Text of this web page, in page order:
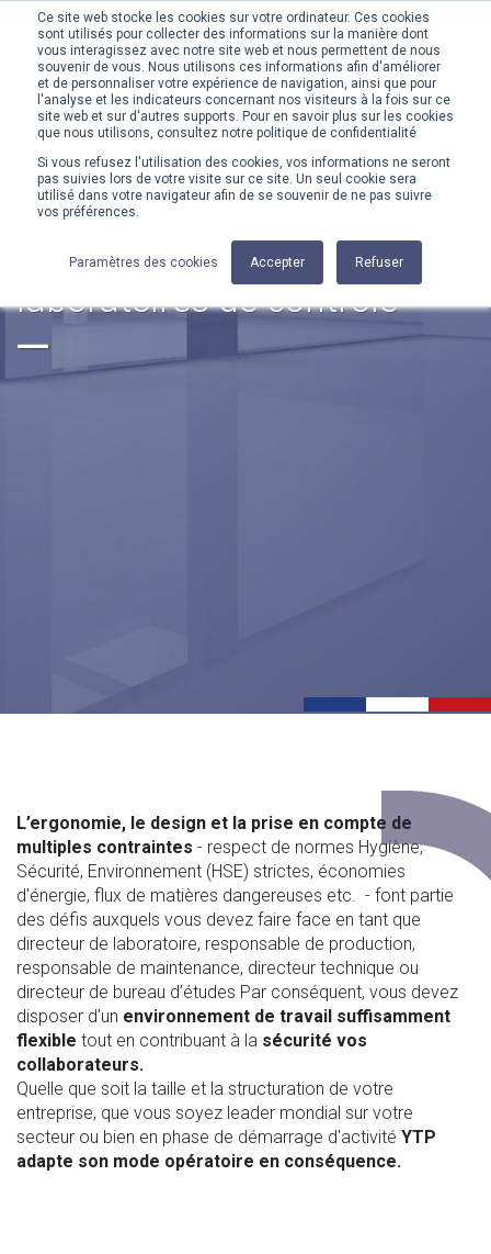
Ce site web stocke les cookies sur votre ordinateur. Ces cookies
sont utilisés pour collecter des informations sur la manière dont
vous interagissez avec notre site web et nous permettent de nous
souvenir de vous. Nous utilisons ces informations afin d'améliorer
et de personnaliser votre expérience de navigation, ainsi que pour
l'analyse et les indicateurs concernant nos visiteurs à la fois sur ce
site web et sur d'autres supports. Pour en savoir plus sur les cookies
que nous utilisons, consultez notre politique de confidentialité
Si vous refusez l'utilisation des cookies, vos informations ne seront
pas suivies lors de votre visite sur ce site. Un seul cookie sera
utilisé dans votre navigateur afin de se souvenir de ne pas suivre
vos préférences.
Paramètres des cookies Accepter Refuser
MENU
ACCUEIL UNIVERS LABORATOIRES DE CONTRÔLE
Une expertise dédiée
à l’agencement de
laboratoires de contrôle
L’ergonomie, le design et la prise en compte de
multiples contraintes - respect de normes Hygiène,
Sécurité, Environnement (HSE) strictes, économies
d'énergie, flux de matières dangereuses etc. - font partie
des défis auxquels vous devez faire face en tant que
directeur de laboratoire, responsable de production,
responsable de maintenance, directeur technique ou
directeur de bureau d’études Par conséquent, vous devez
disposer d’un environnement de travail suffisamment
flexible tout en contribuant à la sécurité vos
collaborateurs.
Quelle que soit la taille et la structuration de votre
entreprise, que vous soyez leader mondial sur votre
secteur ou bien en phase de démarrage d'activité YTP
adapte son mode opératoire en conséquence.